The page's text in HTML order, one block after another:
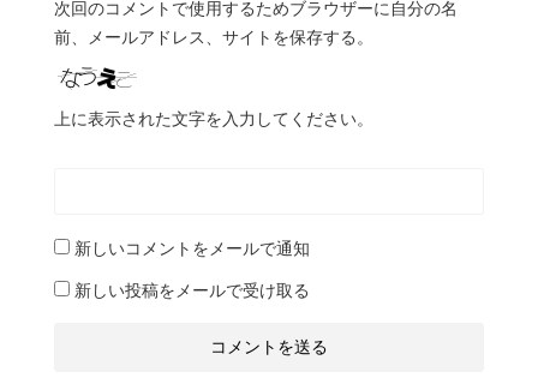
次回のコメントで使用するためブラウザーに自分の名
前、メールアドレス、サイトを保存する。
上に表示された文字を入力してください。
新しいコメントをメールで通知
新しい投稿をメールで受け取る